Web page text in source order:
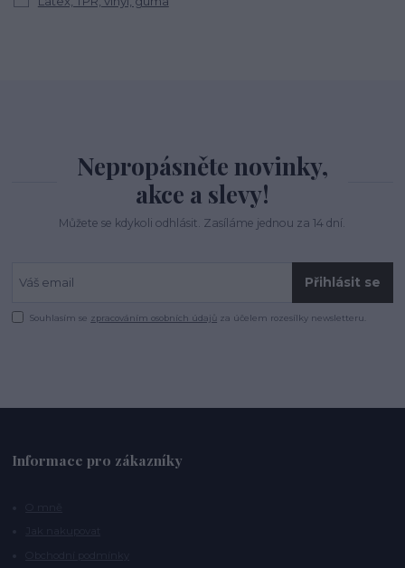
Nepropásněte novinky,
akce a slevy!
Můžete se kdykoli odhlásit. Zasíláme jednou za 14 dní.
Přihlásit se
Souhlasím se zpracováním osobních údajů za účelem rozesílky newsletteru.
Informace pro zákazníky